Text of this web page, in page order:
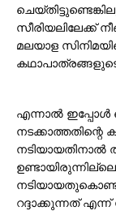
സീരിയലിലേക്ക്
മലയാള
എന്നാൽ ഇപ്പോൾ
നടക്കാത്തതിന്റെ
നടിയായതിനാൽ
റദ്ദാക്കുന്നത്